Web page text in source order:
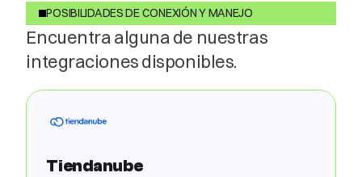
POSIBILIDADES DE CONEXIÓN Y MANEJO
Encuentra alguna de nuestras
integraciones disponibles.
Tiendanube